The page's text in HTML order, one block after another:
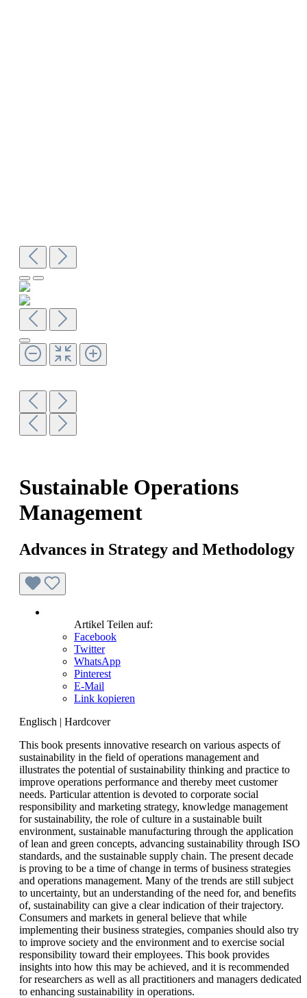
Sustainable Operations
Management
Advances in Strategy and Methodology
Artikel Teilen auf:
Facebook
Twitter
WhatsApp
Pinterest
E-Mail
Link kopieren
Englisch | Hardcover
This book presents innovative research on various aspects of
sustainability in the field of operations management and
illustrates the potential of sustainability thinking and practice to
improve operations performance and thereby meet customer
needs. Particular attention is devoted to corporate social
responsibility and marketing strategy, knowledge management
for sustainability, the role of culture in a sustainable built
environment, sustainable manufacturing through the application
of lean and green concepts, advancing sustainability through ISO
standards, and the sustainable supply chain. The present decade
is proving to be a time of change in terms of business strategies
and operations management. Many of the trends are still subject
to uncertainty, but an understanding of the need for, and benefits
of, sustainability can give a clear indication of their trajectory.
Consumers and markets in general believe that while
implementing their business strategies, companies should also try
to improve society and the environment and to exercise social
responsibility toward their employees. This book provides
insights into how this may be achieved, and it is recommended
for researchers as well as all practitioners and managers dedicated
to enhancing sustainability in operations.